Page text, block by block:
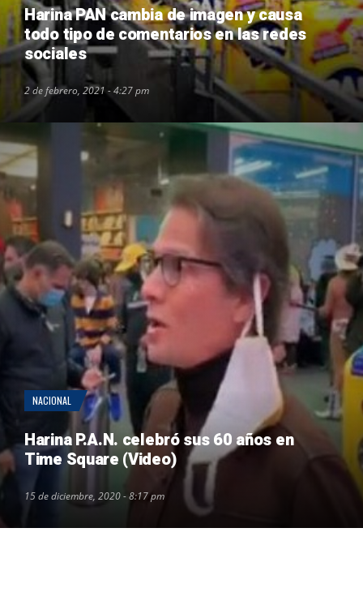
Harina PAN cambia de imagen y causa
todo tipo de comentarios en las redes
sociales
2 de febrero, 2021 - 4:27 pm
NACIONAL
Harina P.A.N. celebró sus 60 años en
Time Square (Video)
15 de diciembre, 2020 - 8:17 pm